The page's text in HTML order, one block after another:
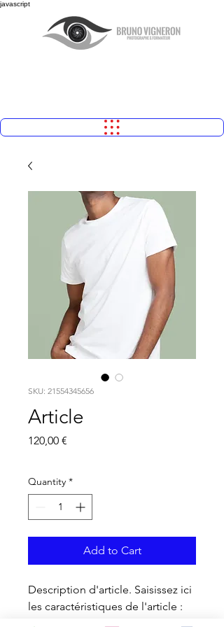
javascript
SKU: 21554345656
Article
120,00 €
Quantity *
Add to Cart
Description d'article. Saisissez ici
les caractéristiques de l'article :
taille, matière et autres